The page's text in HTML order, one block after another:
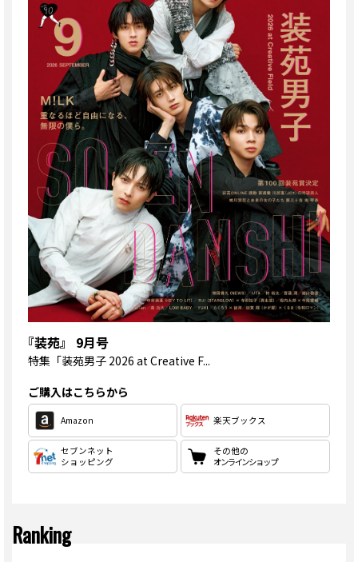
『装苑』 9月号
特集 「装苑男子 2026 at Creative F...
ご購入はこちらから
Amazon 楽天ブックス
セブンネット
ショッピング
その他の
オンラインショップ
Ranking